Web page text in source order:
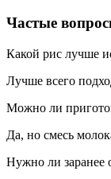
Частые
Какой рис лучше
Лучше всего
Можно ли
Да, но смесь
Нужно ли заранее